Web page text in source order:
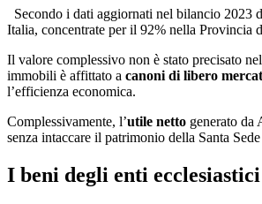
Secondo i dati aggiornati nel bilancio 2023
Italia, concentrate per il 92% nella Provincia
Il valore complessivo non è stato precisato
immobili è affittato a canoni di libero
l’efficienza economica.
Complessivamente, l’utile netto generato da
senza intaccare il patrimonio della Santa
I beni degli enti